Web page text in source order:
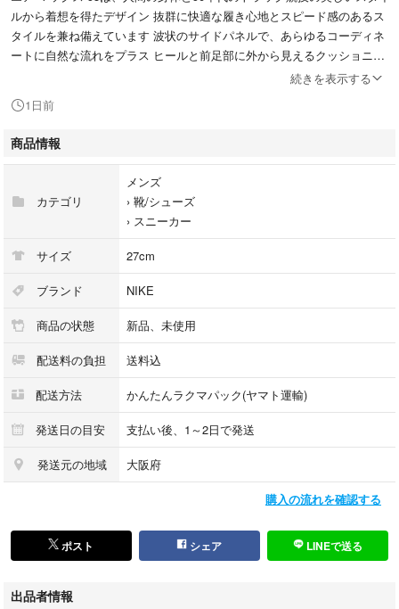
ルから着想を得たデザイン 抜群に快適な履き心地とスピード感のあるス
タイルを兼ね備えています 波状のサイドパネルで、あらゆるコーディネ
ートに自然な流れをプラス ヒールと前足部に外から見えるクッショニン
グを配し、機能性が高く快適な履き心地を実現しています
注意事項（Important Notes）
●スニーカーは専用倉庫でコレクションとして管理しており 出品している
（？）などがある場合ございます ご理解ご了承の上ご入札ください
●10枚目の画像は公式画像です その他可能な限り多方面から撮影しました
が 撮影箇所以外や、撮影に映り難い汚れや 生産時の接着剤跡、縫製の粗
さ、エアー量の強弱などがあるかもしれません
実際に試着しての購入ではないため 完品をお求めの方はご遠慮いただけ
ノークレームノーリターンでお願いします
続きを表示する
1日前
商品情報
カテゴリ
メンズ
› 靴/シューズ
› スニーカー
サイズ 27cm
ブランド NIKE
商品の状態 新品、未使用
配送料の負担 送料込
配送方法 かんたんラクマパック(ヤマト運輸)
発送日の目安 支払い後、1～2日で発送
発送元の地域 大阪府
購入の流れを確認する
ポスト シェア LINEで送る
出品者情報